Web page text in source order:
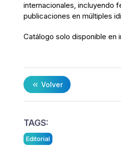
internacionales, incluyendo
publicaciones en múltiples
Catálogo solo disponible en
Volver
TAGS:
Editorial